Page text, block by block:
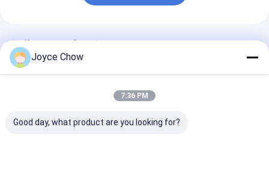
推薦されたプロダクト
Joyce Chow
7:36 PM
Good day, what product are you looking for?